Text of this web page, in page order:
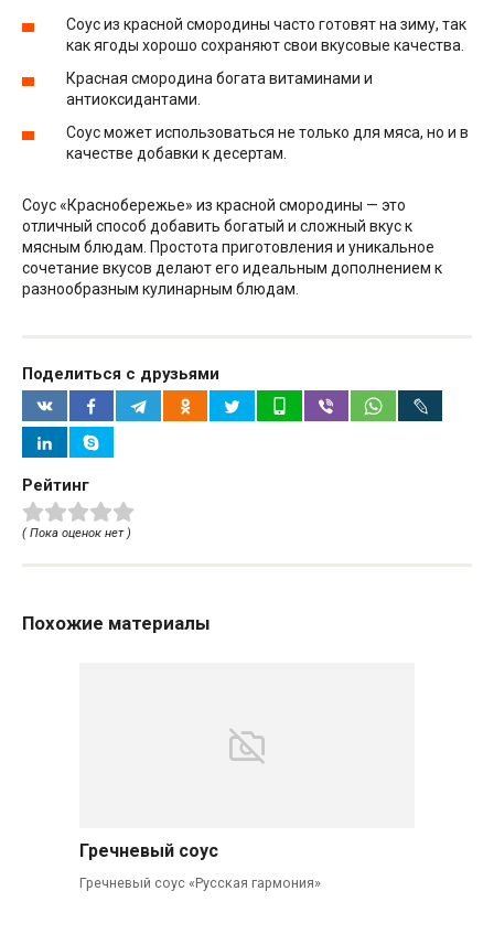
Соус из красной смородины часто готовят на зиму, так
как ягоды хорошо сохраняют свои вкусовые качества.
Красная смородина богата витаминами и
антиоксидантами.
Соус может использоваться не только для мяса, но и в
качестве добавки к десертам.
Соус «Краснобережье» из красной смородины — это
отличный способ добавить богатый и сложный вкус к
мясным блюдам. Простота приготовления и уникальное
сочетание вкусов делают его идеальным дополнением к
разнообразным кулинарным блюдам.
Поделиться с друзьями
Рейтинг
( Пока оценок нет )
Похожие материалы
Гречневый соус
Гречневый соус «Русская гармония»